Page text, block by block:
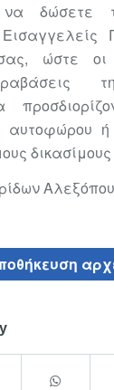
δώσετε
ώστε οι
αυτοφώρου
δικασίμους